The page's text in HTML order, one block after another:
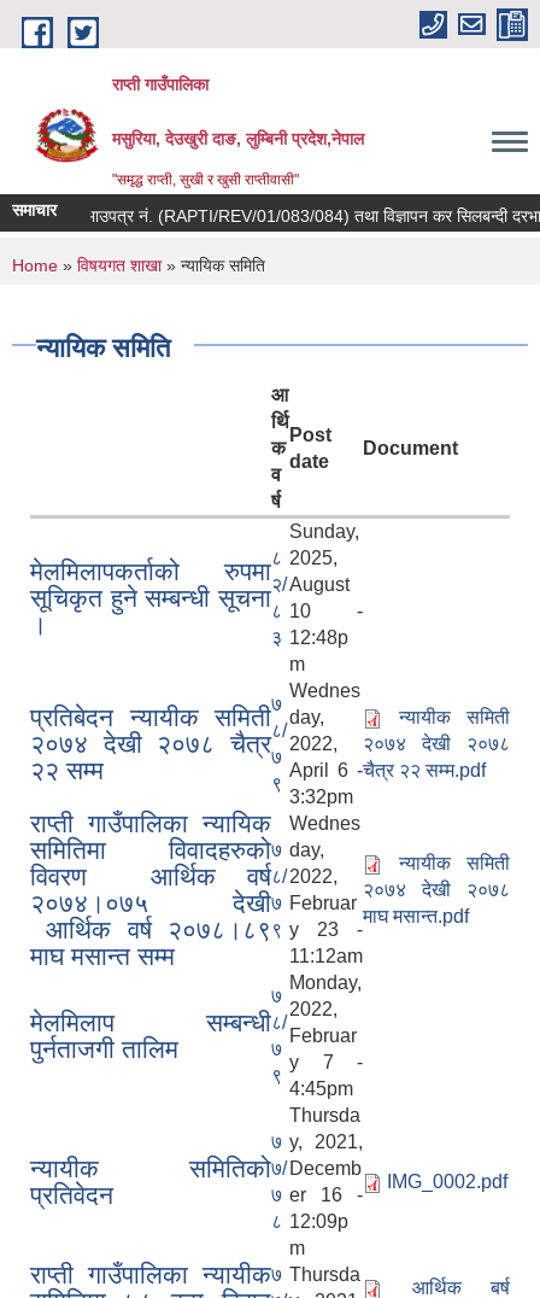
Skip to main content
राप्ती गाउँपालिका
मसुरिया, देउखुरी दाङ, लुम्बिनी प्रदेश,नेपाल
"समृद्ध राप्ती, सुखी र खुसी राप्तीवासी"
समाचारदरभाउपत्र नं. (RAPTI/REV/01/083/084) तथा विज्ञापन कर सिलबन्दी
You are here
Home » विषयगत शाखा» न्यायिक समिति
न्यायिक समिति
आ
र्थि
क
व
र्ष
Post
date
Document
मेलमिलापकर्ताको रुपमा
सूचिकृत हुने सम्बन्धी सूचना
।
८
२/
८
३
Sunday,
2025,
August
10 -
12:48p
m
प्रतिबेदन न्यायीक समिती
२०७४ देखी २०७८ चैत्र
२२ सम्म
७
८/
७
९
Wednes
day,
2022,
April 6 -
3:32pm
न्यायीक समिती
२०७४ देखी २०७८
चैत्र २२ सम्म.pdf
राप्ती गाउँपालिका न्यायिक
समितिमा विवादहरुको
विवरण आर्थिक वर्ष
२०७४।०७५ देखी
आर्थिक वर्ष २०७८।८९
माघ मसान्त सम्म
७
८/
७
९
Wednes
day,
2022,
Februar
y 23 -
11:12am
न्यायीक समिती
२०७४ देखी २०७८
माघ मसान्त.pdf
मेलमिलाप सम्बन्धी
पुर्नताजगी तालिम
७
८/
७
९
Monday,
2022,
Februar
y 7 -
4:45pm
न्यायीक समितिको
प्रतिवेदन
७
७/
७
८
Thursda
y, 2021,
Decemb
er 16 -
12:09p
m
IMG_0002.pdf
राप्ती गाउँपालिका न्यायीक७ Thursda
आर्थिक बर्ष